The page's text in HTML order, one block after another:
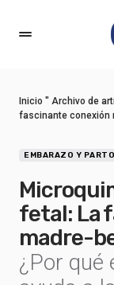
Inicio " Archivo de
fascinante conexión
EMBARAZO Y PARTO
fetal: La
madre-
¿Por qué